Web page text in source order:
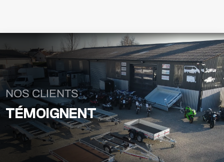
NOS CLIENTS
TÉMOIGNENT